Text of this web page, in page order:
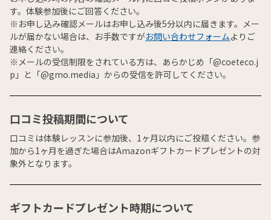
す。体験参加後にご回答ください。
※お申し込み確認メールはお申し込み後5分以内に届きます。メー
ルが届かない場合は、お手数ですがお問い合わせフォームよりご
連絡ください。
※メールの受信制限をされている方は、あらかじめ「@coeteco.j
p」と「@gmo.media」からの受信を許可してください。
口コミ投稿期間について
口コミは体験レッスンに参加後、1ヶ月以内にご投稿ください。参
加から1ヶ月を過ぎた場合はAmazonギフトカードプレゼントの対
象外となります。
ギフトカードプレゼント時期について